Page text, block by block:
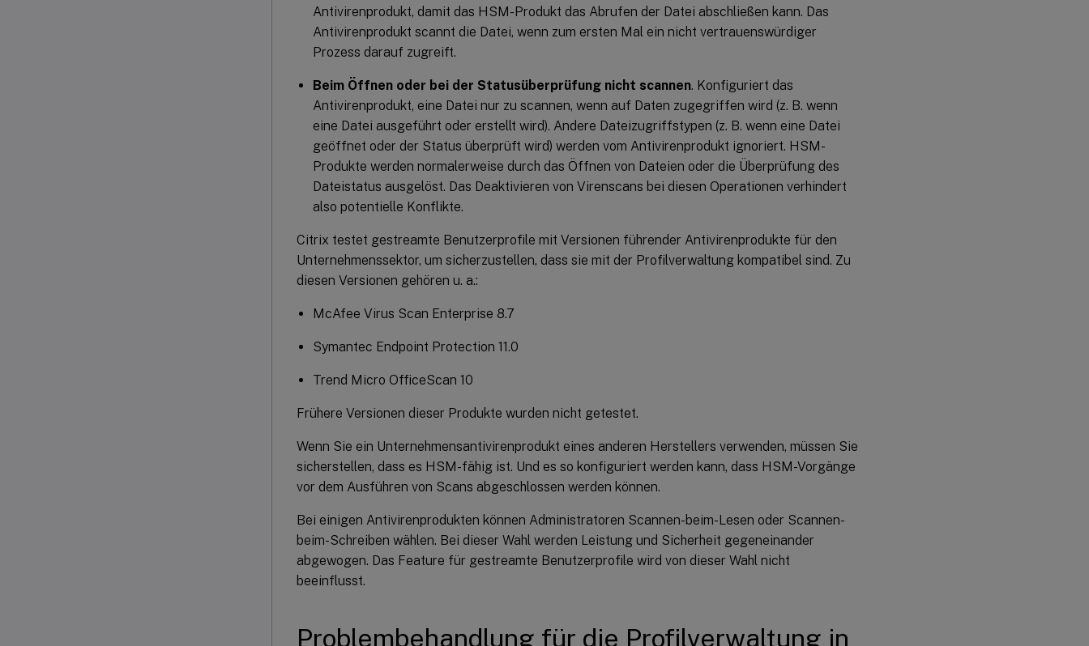
Antivirenprodukt, damit das HSM-Produkt das Abrufen der Datei abschließen kann. Das
Antivirenprodukt scannt die Datei, wenn zum ersten Mal ein nicht vertrauenswürdiger
Prozess darauf zugreift.
Beim Öffnen oder bei der Statusüberprüfung nicht scannen. Konfiguriert das
Antivirenprodukt, eine Datei nur zu scannen, wenn auf Daten zugegriffen wird (z. B. wenn
eine Datei ausgeführt oder erstellt wird). Andere Dateizugriffstypen (z. B. wenn eine Datei
geöffnet oder der Status überprüft wird) werden vom Antivirenprodukt ignoriert. HSM-
Produkte werden normalerweise durch das Öffnen von Dateien oder die Überprüfung des
Dateistatus ausgelöst. Das Deaktivieren von Virenscans bei diesen Operationen verhindert
also potentielle Konflikte.
Citrix testet gestreamte Benutzerprofile mit Versionen führender Antivirenprodukte für den
Unternehmenssektor, um sicherzustellen, dass sie mit der Profilverwaltung kompatibel sind. Zu
diesen Versionen gehören u. a.:
McAfee Virus Scan Enterprise 8.7
Symantec Endpoint Protection 11.0
Trend Micro OfficeScan 10
Frühere Versionen dieser Produkte wurden nicht getestet.
Wenn Sie ein Unternehmensantivirenprodukt eines anderen Herstellers verwenden, müssen Sie
sicherstellen, dass es HSM-fähig ist. Und es so konfiguriert werden kann, dass HSM-Vorgänge
vor dem Ausführen von Scans abgeschlossen werden können.
Bei einigen Antivirenprodukten können Administratoren Scannen-beim-Lesen oder Scannen-
beim-Schreiben wählen. Bei dieser Wahl werden Leistung und Sicherheit gegeneinander
abgewogen. Das Feature für gestreamte Benutzerprofile wird von dieser Wahl nicht
beeinflusst.
Problembehandlung für die Profilverwaltung in